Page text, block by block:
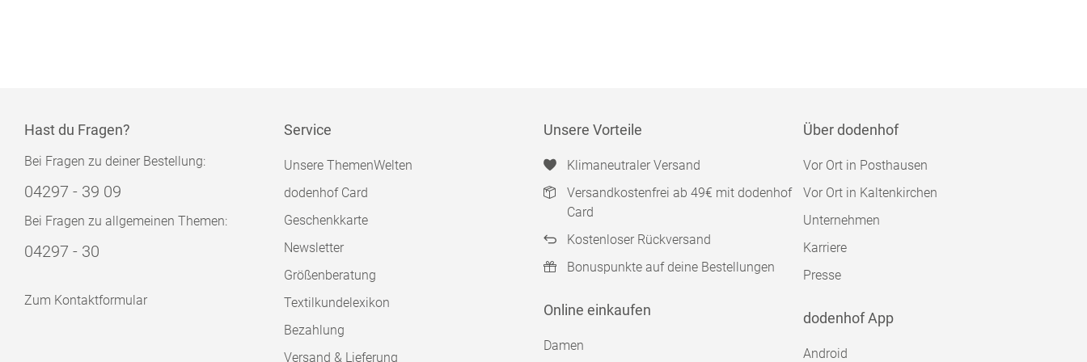
Hast du Fragen?
Bei Fragen zu deiner Bestellung:
04297 - 39 09
Bei Fragen zu allgemeinen Themen:
04297 - 30
Zum Kontaktformular
Service
Unsere ThemenWelten
dodenhof Card
Geschenkkarte
Newsletter
Größenberatung
Textilkundelexikon
Bezahlung
Versand & Lieferung
Unsere Vorteile
Klimaneutraler Versand
Versandkostenfrei ab 49€ mit dodenhof
Card
Kostenloser Rückversand
Bonuspunkte auf deine Bestellungen
Online einkaufen
Damen
Über dodenhof
Vor Ort in Posthausen
Vor Ort in Kaltenkirchen
Unternehmen
Karriere
Presse
dodenhof App
Android